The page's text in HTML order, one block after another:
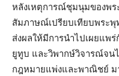
หลังเหตุการณ์ชุมนุมของพ
สัมภาษณ์เปรียบเทียบพระ
ส่งผลให้มีการนำไปเผยแพร่
ยูทูบ และวิพากษ์วิจารณ์จน
กฎหมายแพ่งและพาณิชย์ ม